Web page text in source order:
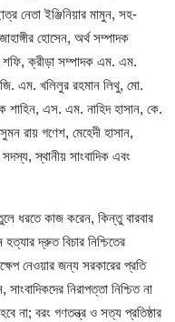
নেতা ইঞ্জিনিয়ার মামুন, সহ-
হোসেন, অর্থ সম্পাদক
ক্রীড়া সম্পাদক এম. এম.
জি. এম. খলিলুর রহমান লিথু, মো.
এস. এম. নাহিদ হাসান, ‎কে.
রায় গণেশ, মেহেদী হাসান,
স্থানীয় সাংবাদিক এবং
ধরতে কাজ করেন, কিন্তু বারবার
দ্রুত বিচার নিশ্চিতের
নেওয়ার জন্য সরকারের প্রতি
নিরাপত্তা নিশ্চিত না
না; বরং গণতন্ত্র ও সত্য প্রতিষ্ঠার